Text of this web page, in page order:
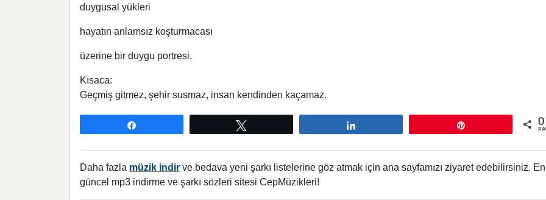
duygusal yükleri
hayatın anlamsız koşturmacası
üzerine bir duygu portresi.
Kısaca:
Geçmiş gitmez, şehir susmaz, insan kendinden kaçamaz.
0
Daha fazla müzik indir ve bedava yeni şarkı listelerine göz atmak için ana sayfamızı ziyaret edebilirsiniz. En
güncel mp3 indirme ve şarkı sözleri sitesi CepMüzikleri!